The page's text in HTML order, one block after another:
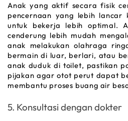
Anak yang aktif secara fisik
pencernaan yang lebih lancar
untuk bekerja lebih optimal.
cenderung lebih mudah
anak melakukan olahraga
bermain di luar, berlari, atau
anak duduk di toilet, pastikan
pijakan agar otot perut dapat
membantu proses buang air
5. Konsultasi dengan dokter